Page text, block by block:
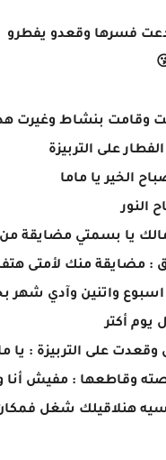
فسرها وقعدو يفطرو
وقامت بنشاط وغيرت
على التربيزة
الخير يا ماما
النور
يا بسمتي مضايقة من
: مضايقة منك لأمتى
واتنين وآدي شهر
يوم أكتر
على التربيزة : يا
وقاطعها : مفيش أنا
هنلاقيلك شغل فمكان